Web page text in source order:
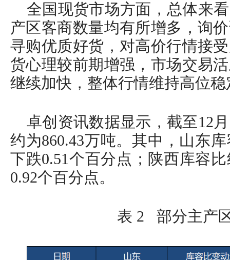
全国现货市场方面，总体来
产区客商数量均有所增多，询
寻购优质好货，对高价行情接
货心理较前期增强，市场交易
继续加快，整体行情维持高位
卓创资讯数据显示，截至12
约为860.43万吨。其中，山东
下跌0.51个百分点；陕西库容
0.92个百分点。
表 2 部分主产